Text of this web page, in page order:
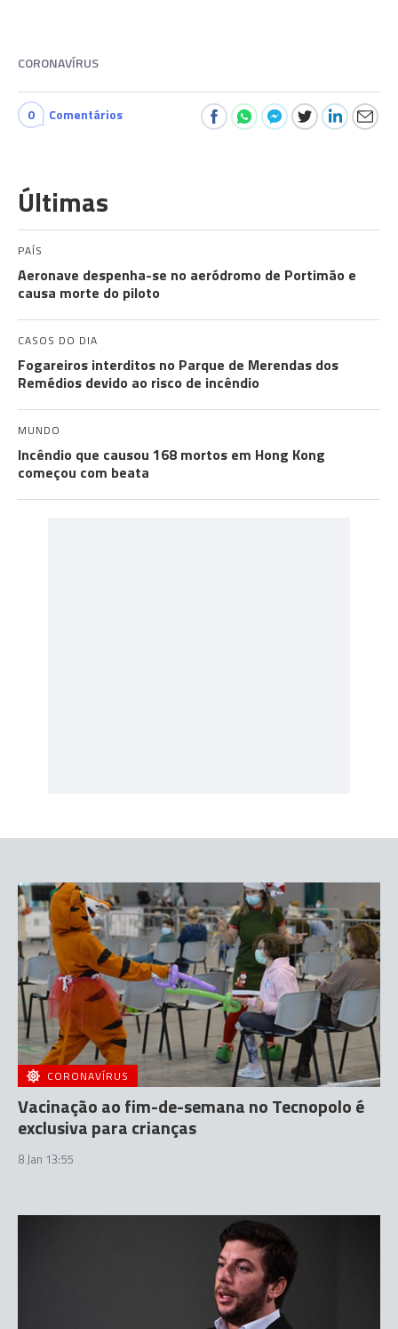
CORONAVÍRUS
0 Comentários
Últimas
PAÍS
Aeronave despenha-se no aeródromo de Portimão e
causa morte do piloto
CASOS DO DIA
Fogareiros interditos no Parque de Merendas dos
Remédios devido ao risco de incêndio
MUNDO
Incêndio que causou 168 mortos em Hong Kong
começou com beata
CORONAVÍRUS
Vacinação ao fim-de-semana no Tecnopolo é
exclusiva para crianças
8 Jan 13:55